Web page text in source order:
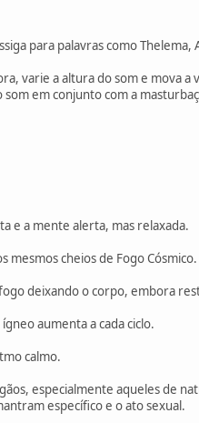
para palavras como Thelema,
varie a altura do som e mova
em conjunto com a
e a mente alerta, mas relaxada.
cheios de Fogo Cósmico.
deixando o corpo, embora
aumenta a cada ciclo.
calmo.
especialmente aqueles de
específico e o ato sexual.